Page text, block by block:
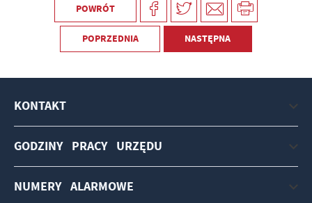
POWRÓT
POPRZEDNIA NASTĘPNA
KONTAKT
GODZINY PRACY URZĘDU
NUMERY ALARMOWE